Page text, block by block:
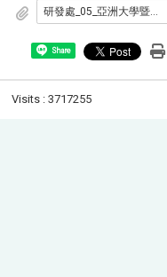
研發處_05_亞洲大學暨附屬醫院學術研究_產學合作_創作競賽獎勵辦法_1150601.pdf
Share
Visits : 3717255